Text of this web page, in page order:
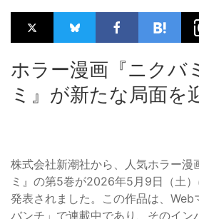
ホラー漫画『ニクバ
ミ』が新たな局面を
株式会社新潮社から、人気ホラー漫
ミ』の第5巻が2026年5月9日（土
発表されました。この作品は、Web
バンチ」で連載中であり、そのイン